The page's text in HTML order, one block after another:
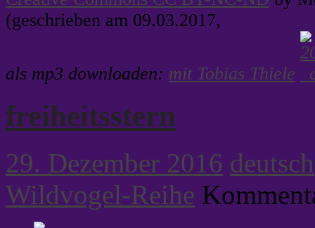
(geschrieben am 09.03.2017,
als mp3 downloaden: mit Tobias Thiele
freiheitsstern
29. Dezember 2016 deutsch
Wildvogel-Reihe